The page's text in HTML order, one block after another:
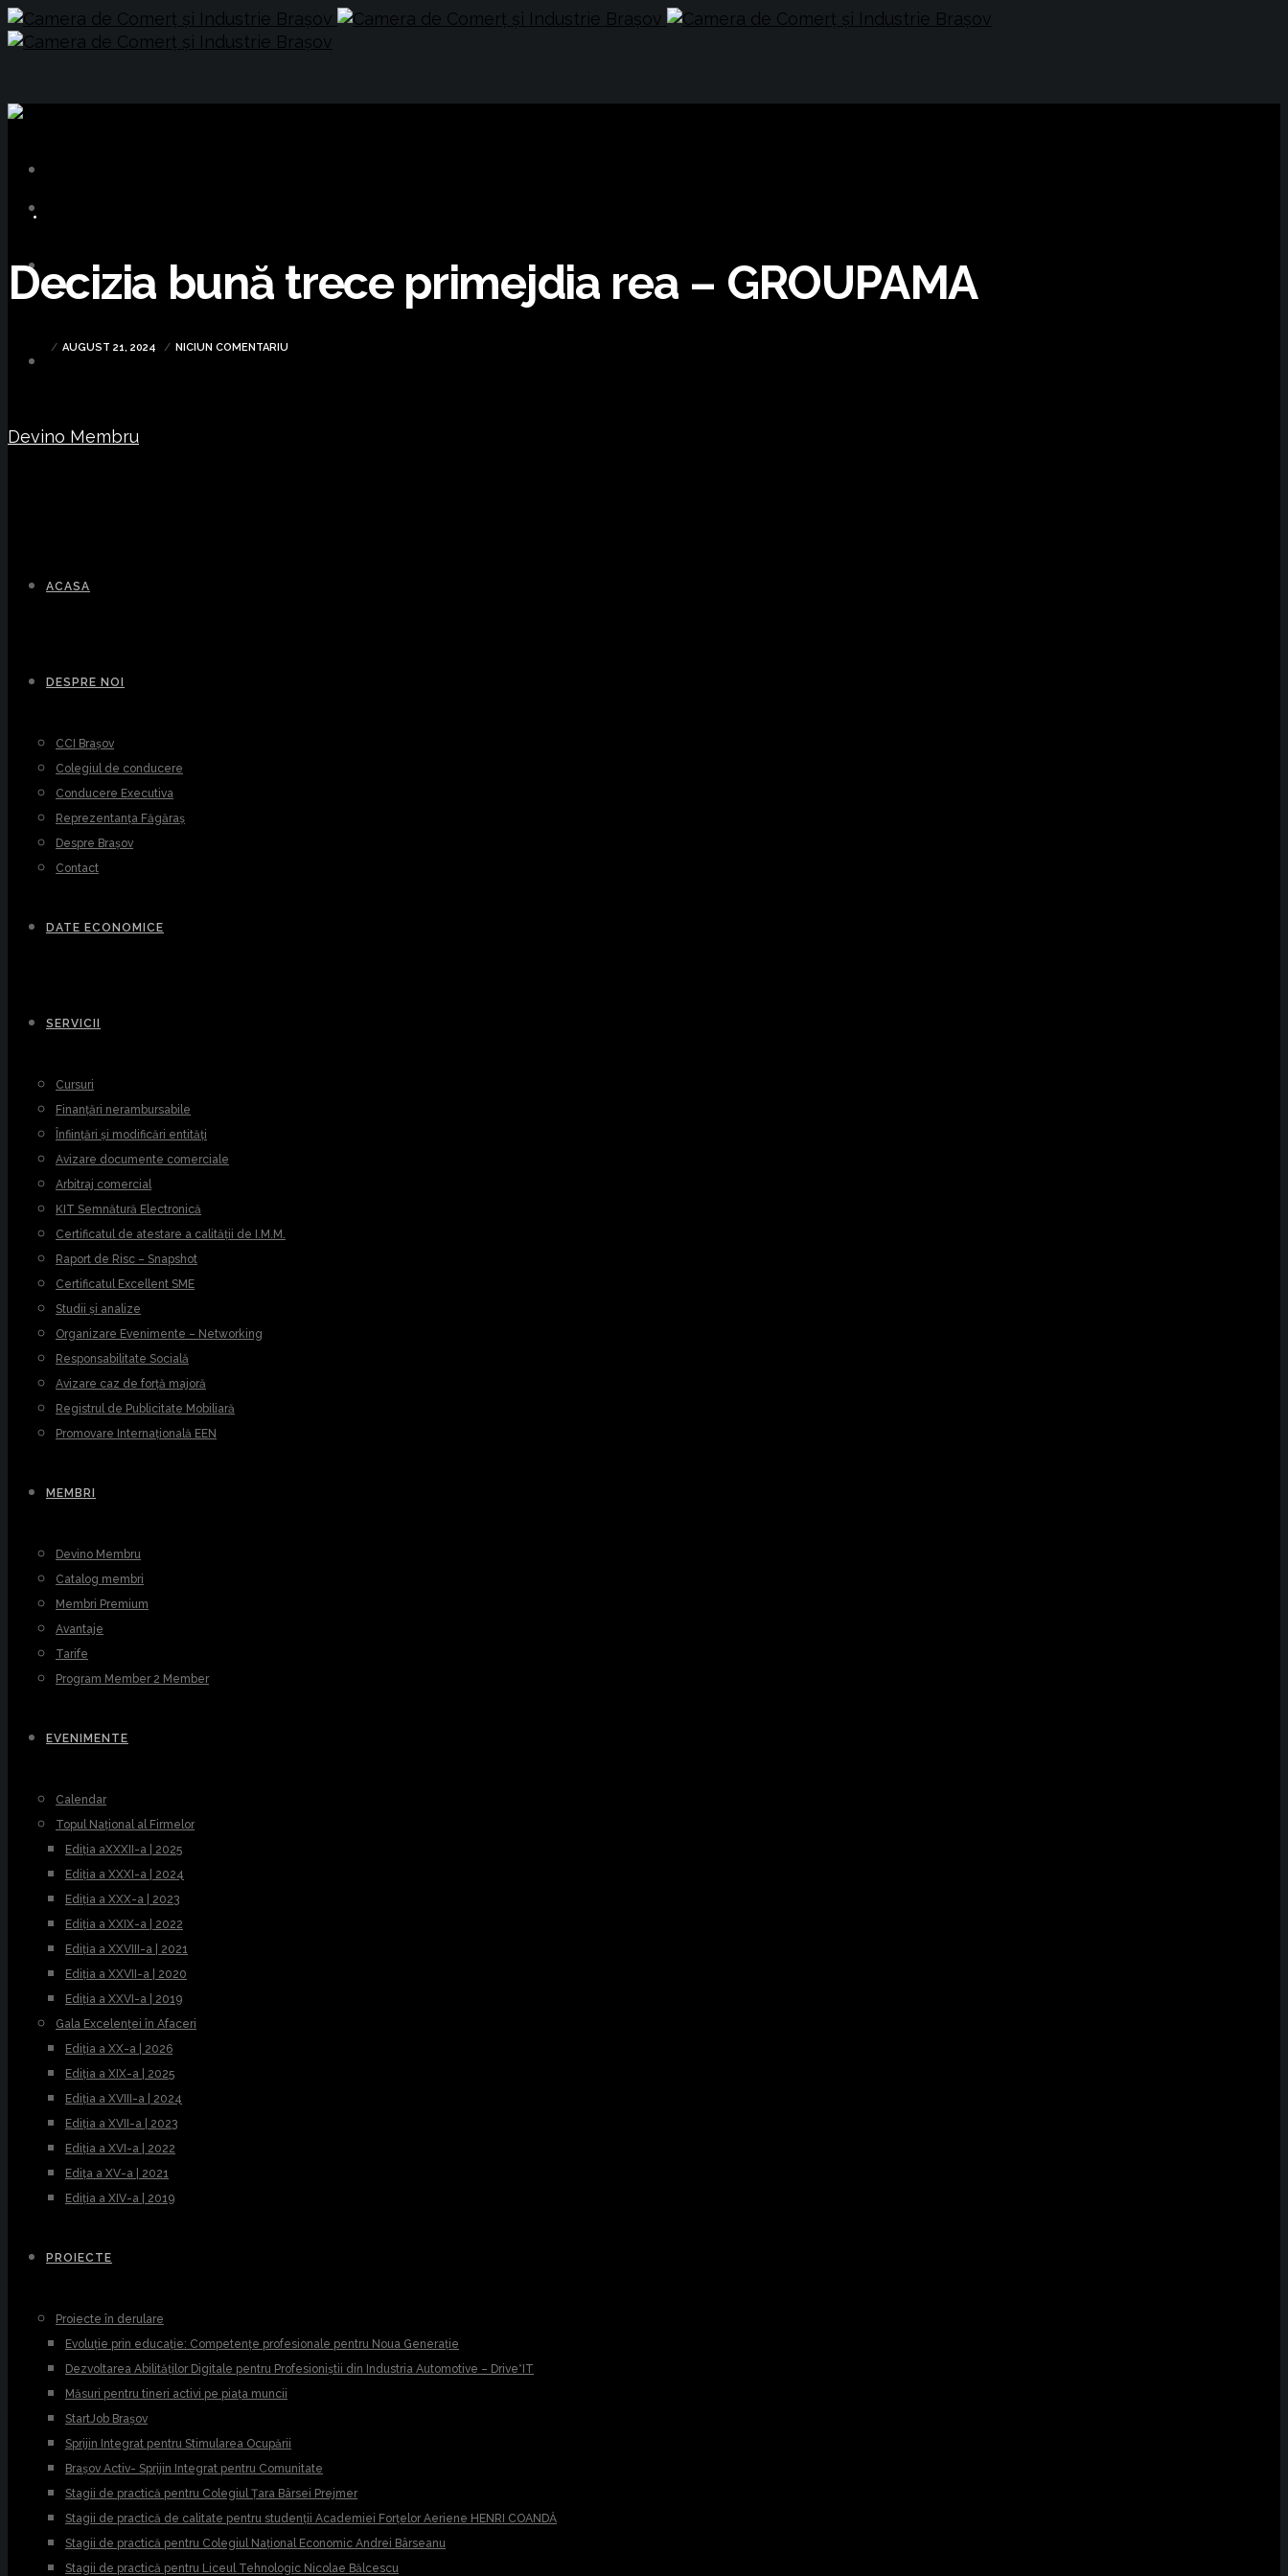
Devino Membru
ACASA
DESPRE NOI
CCI Brașov
Colegiul de conducere
Conducere Executiva
Reprezentanța Făgăraș
Despre Brașov
Contact
DATE ECONOMICE
SERVICII
Cursuri
Finanțări nerambursabile
Înființări și modificări entități
Avizare documente comerciale
Arbitraj comercial
KIT Semnătură Electronică
Certificatul de atestare a calității de I.M.M.
Raport de Risc – Snapshot
Certificatul Excellent SME
Studii și analize
Organizare Evenimente – Networking
Responsabilitate Socială
Avizare caz de forță majoră
Registrul de Publicitate Mobiliară
Promovare Internațională EEN
MEMBRI
Devino Membru
Catalog membri
Membri Premium
Avantaje
Tarife
Program Member 2 Member
EVENIMENTE
Calendar
Topul Național al Firmelor
Ediția aXXXII-a | 2025
Ediția a XXXI-a | 2024
Ediția a XXX-a | 2023
Ediția a XXIX-a | 2022
Ediția a XXVIII-a | 2021
Ediția a XXVII-a | 2020
Ediția a XXVI-a | 2019
Gala Excelenței în Afaceri
Ediția a XX-a | 2026
Ediția a XIX-a | 2025
Ediția a XVIII-a | 2024
Ediția a XVII-a | 2023
Ediția a XVI-a | 2022
Edița a XV-a | 2021
Ediția a XIV-a | 2019
PROIECTE
Proiecte în derulare
Evoluție prin educație: Competențe profesionale pentru Noua Generație
Dezvoltarea Abilităților Digitale pentru Profesioniștii din Industria Automotive – Drive*IT
Măsuri pentru tineri activi pe piața muncii
StartJob Brașov
Sprijin Integrat pentru Stimularea Ocupării
Brașov Activ- Sprijin Integrat pentru Comunitate
Stagii de practică pentru Colegiul Țara Bârsei Prejmer
Stagii de practică de calitate pentru studenții Academiei Forțelor Aeriene HENRI COANDĂ
Stagii de practică pentru Colegiul Național Economic Andrei Bârseanu
Stagii de practică pentru Liceul Tehnologic Nicolae Bălcescu
Decizia bună trece primejdia rea – GROUPAMA
AUGUST 21, 2024 NICIUN COMENTARIU